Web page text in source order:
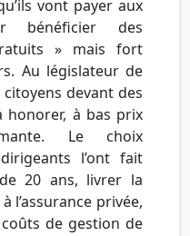
vont payer aux
bénéficier des
» mais fort
Au législateur de
devant des
honorer, à bas prix
Le choix
l’ont fait
20 ans, livrer la
l’assurance privée,
de gestion de